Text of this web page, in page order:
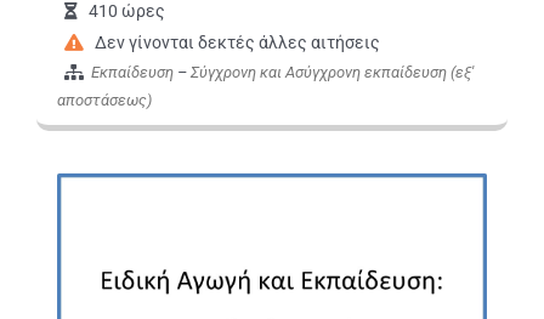
410 ώρες
Δεν γίνονται δεκτές άλλες αιτήσεις
Εκπαίδευση –Σύγχρονη και Ασύγχρονη εκπαίδευση (εξ'
αποστάσεως)